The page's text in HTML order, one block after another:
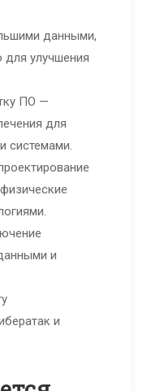
данными,
для улучшения
ПО —
для
системами.
и
и